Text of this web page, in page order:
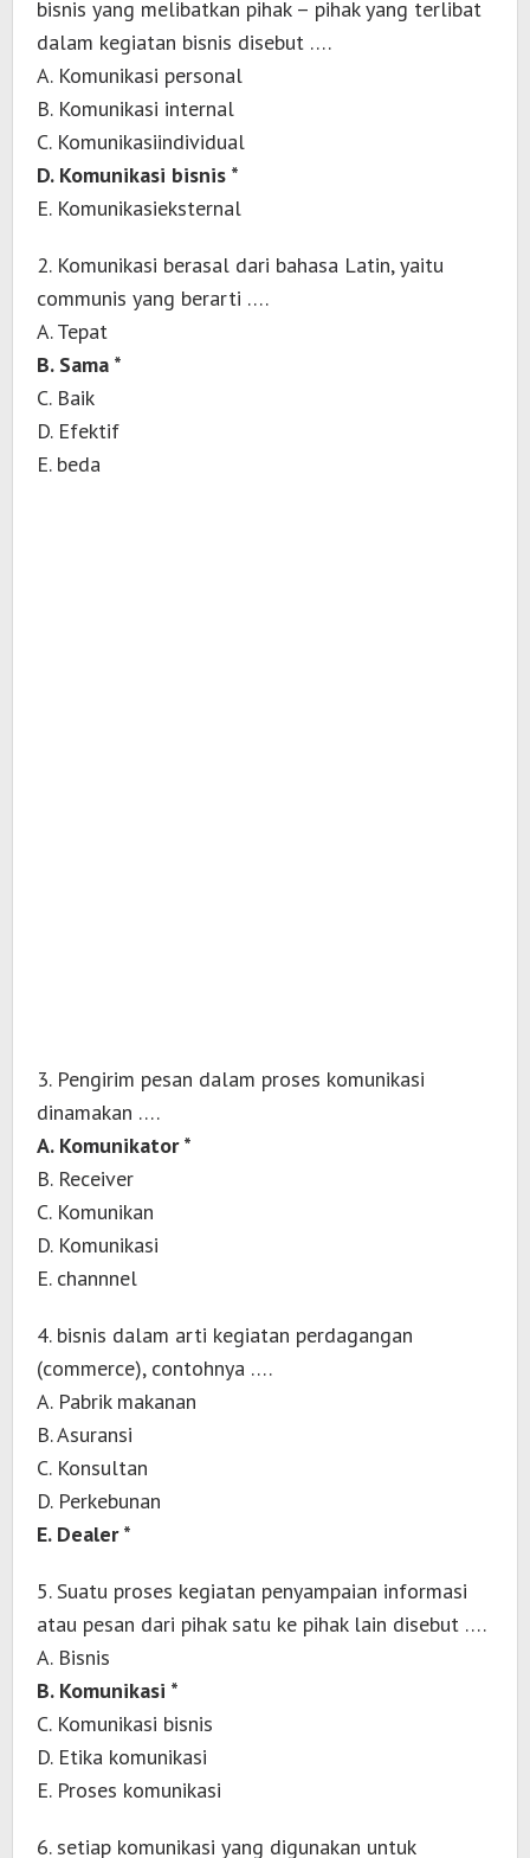
bisnis yang melibatkan pihak – pihak yang terlibat
dalam kegiatan bisnis disebut ….
A. Komunikasi personal
B. Komunikasi internal
C. Komunikasiindividual
D. Komunikasi bisnis *
E. Komunikasieksternal
2. Komunikasi berasal dari bahasa Latin, yaitu
communis yang berarti ….
A. Tepat
B. Sama *
C. Baik
D. Efektif
E. beda
3. Pengirim pesan dalam proses komunikasi
dinamakan ….
A. Komunikator *
B. Receiver
C. Komunikan
D. Komunikasi
E. channnel
4. bisnis dalam arti kegiatan perdagangan
(commerce), contohnya ….
A. Pabrik makanan
B. Asuransi
C. Konsultan
D. Perkebunan
E. Dealer *
5. Suatu proses kegiatan penyampaian informasi
atau pesan dari pihak satu ke pihak lain disebut ….
A. Bisnis
B. Komunikasi *
C. Komunikasi bisnis
D. Etika komunikasi
E. Proses komunikasi
6. setiap komunikasi yang digunakan untuk